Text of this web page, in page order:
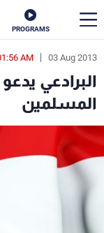
PROGRAMS
03 Aug 2013
AM
البرادعي
المسلمين
en
الأخبار
سياسة
إقتصاد
منوعات
كأس العالم